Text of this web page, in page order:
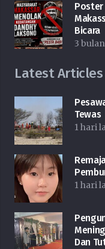
Poster
Bicara
3
Latest Articles
Tewas
1 hari
1 hari
Dan